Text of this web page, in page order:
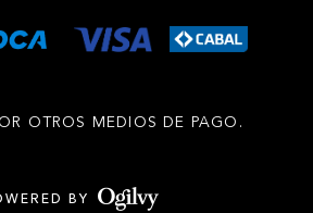
OTROS MEDIOS DE PAGO.
BY